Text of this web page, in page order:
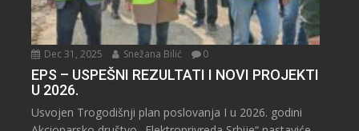
Dec 31, 2025 Snežana Bilić 0
EPS – USPEŠNI REZULTATI I NOVI PROJEKTI
U 2026.
Usvojen Trogodišnji plan poslovanja I u 2026. godini